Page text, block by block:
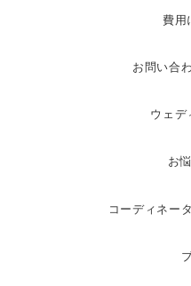
費用
お問い合
ウェデ
お
コーディネー